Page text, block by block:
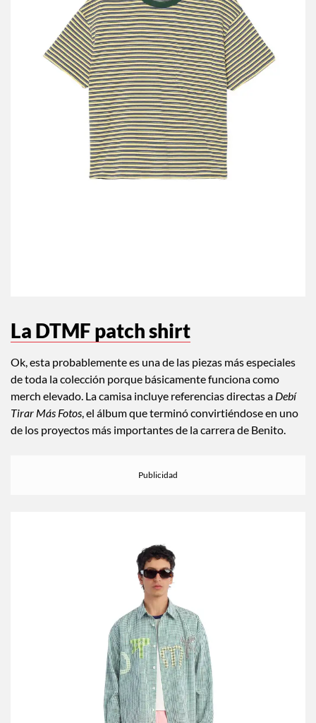
La DTMF patch shirt
Ok, esta probablemente es una de las piezas más especiales
de toda la colección porque básicamente funciona como
merch elevado. La camisa incluye referencias directas a Debí
Tirar Más Fotos, el álbum que terminó convirtiéndose en uno
de los proyectos más importantes de la carrera de Benito.